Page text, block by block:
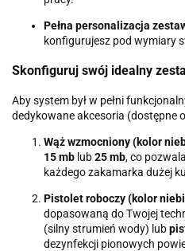
Pełna personalizacja
konfigurujesz pod wymiary
Skonfiguruj swój idealny
Aby system był w pełni
dedykowane akcesoria (dostępne
Wąż wzmocniony (kolor
15 mb lub25 mb, co
każdego zakamarka dużej
Pistolet roboczy (kolor
dopasowaną do Twojej
(silny strumień wody) lub
dezynfekcji pionowych